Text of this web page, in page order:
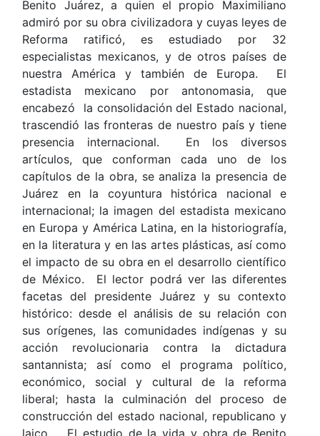
Benito Juárez, a quien el propio Maximiliano
admiró por su obra civilizadora y cuyas leyes de
Reforma ratificó, es estudiado por 32
especialistas mexicanos, y de otros países de
nuestra América y también de Europa. El
estadista mexicano por antonomasia, que
encabezó la consolidación del Estado nacional,
trascendió las fronteras de nuestro país y tiene
presencia internacional. En los diversos
artículos, que conforman cada uno de los
capítulos de la obra, se analiza la presencia de
Juárez en la coyuntura histórica nacional e
internacional; la imagen del estadista mexicano
en Europa y América Latina, en la historiografía,
en la literatura y en las artes plásticas, así como
el impacto de su obra en el desarrollo científico
de México. El lector podrá ver las diferentes
facetas del presidente Juárez y su contexto
histórico: desde el análisis de su relación con
sus orígenes, las comunidades indígenas y su
acción revolucionaria contra la dictadura
santannista; así como el programa político,
económico, social y cultural de la reforma
liberal; hasta la culminación del proceso de
construcción del estado nacional, republicano y
laico. El estudio de la vida y obra de Benito